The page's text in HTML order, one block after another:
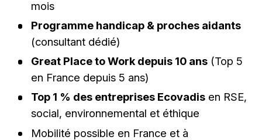
mois
Programme handicap & proches aidants
(consultant dédié)
Great Place to Work depuis 10 ans(Top 5
en France depuis 5 ans)
Top 1 % des entreprises Ecovadisen RSE,
social, environnemental et éthique
Mobilité possible en France et à